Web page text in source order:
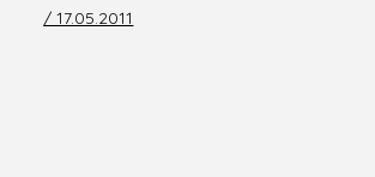
/ 17.05.2011